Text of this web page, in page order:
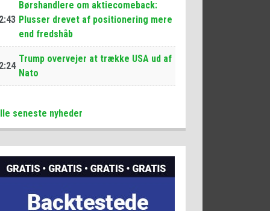
Børshandlere om aktiecomeback:
Plusser drevet af positionering mere
end fredshåb
Trump overvejer at trække USA ud af
Nato
seneste nyheder